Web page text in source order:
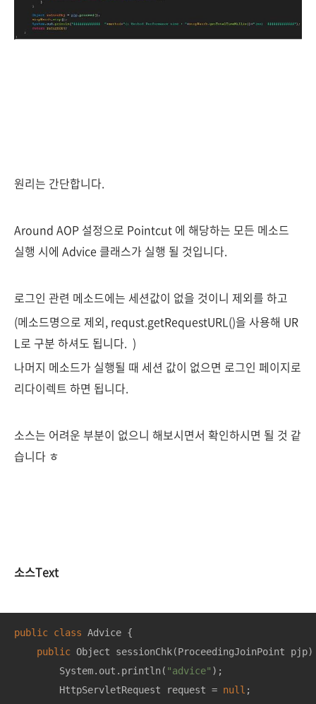
원리는 간단합니다.
Around AOP 설정으로 Pointcut 에 해당하는 모든 메소드
실행 시에 Advice 클래스가 실행 될 것입니다.
로그인 관련 메소드에는 세션값이 없을 것이니 제외를 하고
(메소드명으로 제외, requst.getRequestURL()을 사용해 UR
L로 구분 하셔도 됩니다. )
나머지 메소드가 실행될 때 세션 값이 없으면 로그인 페이지로
리다이렉트 하면 됩니다.
소스는 어려운 부분이 없으니 해보시면서 확인하시면 될 것 같
습니다 ㅎ
소스Text
public class Advice {
public Object sessionChk(ProceedingJoinPoint pjp)
        System.out.println(
"advice" );
        HttpServletRequest request =
null ;